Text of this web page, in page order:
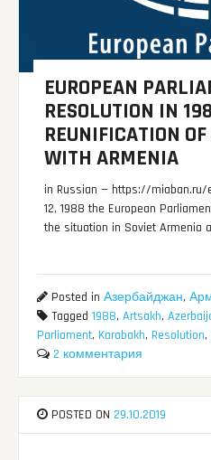
EUROPEAN
RESOLUTION IN
REUNIFICATION
WITH ARMENIA
in Russian — https://miaban.ru/
12, 1988 the European
the situation in Soviet Armenia
Posted inАзербайджан,
Tagged1988,Artsakh,
Parliament, Karabakh, Resolution,
2 комментария
POSTED ON 29.10.2019